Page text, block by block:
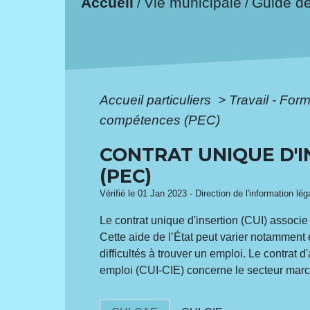
/ /
Accueil particuliers > Travail -
compétences (PEC)
CONTRAT UNIQUE
(PEC)
Vérifié le 01 Jan 2023 - Direction de l'information
Le contrat unique d'insertion (CUI)
Cette aide de l’État peut varier
difficultés à trouver un emploi. Le contrat
emploi (CUI-CIE) concerne le secteur